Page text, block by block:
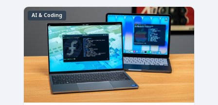
AI & Coding